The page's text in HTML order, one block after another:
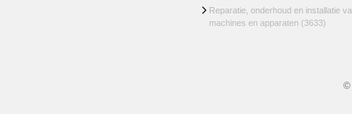
Reparatie, onderhoud en installatie
machines en apparaten (3633)
©